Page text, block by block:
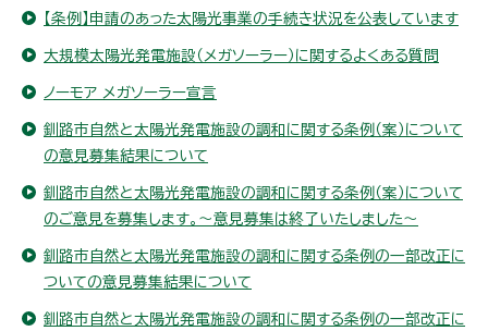
【条例】申請のあった太陽光事業の手続き状況を公表しています
大規模太陽光発電施設（メガソーラー）に関するよくある質問
ノーモア メガソーラー宣言
釧路市自然と太陽光発電施設の調和に関する条例（案）について
の意見募集結果について
釧路市自然と太陽光発電施設の調和に関する条例（案）について
のご意見を募集します。～意見募集は終了いたしました～
釧路市自然と太陽光発電施設の調和に関する条例の一部改正に
ついての意見募集結果について
釧路市自然と太陽光発電施設の調和に関する条例の一部改正に